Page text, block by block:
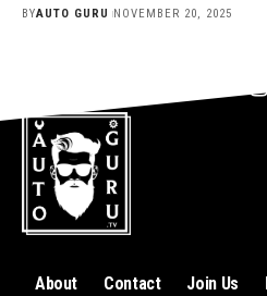
BYAUTO GURU NOVEMBER 20, 2025
About Contact Join Us